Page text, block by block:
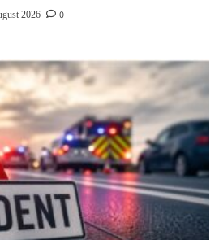
2026 0